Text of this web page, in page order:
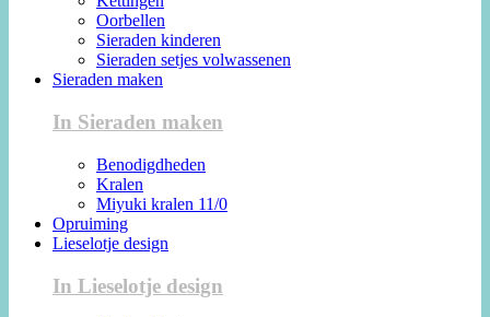
Oorbellen
Sieraden kinderen
Sieraden setjes volwassenen
Sieraden maken
In Sieraden maken
Benodigdheden
Kralen
Miyuki kralen 11/0
Opruiming
Lieselotje design
In Lieselotje design